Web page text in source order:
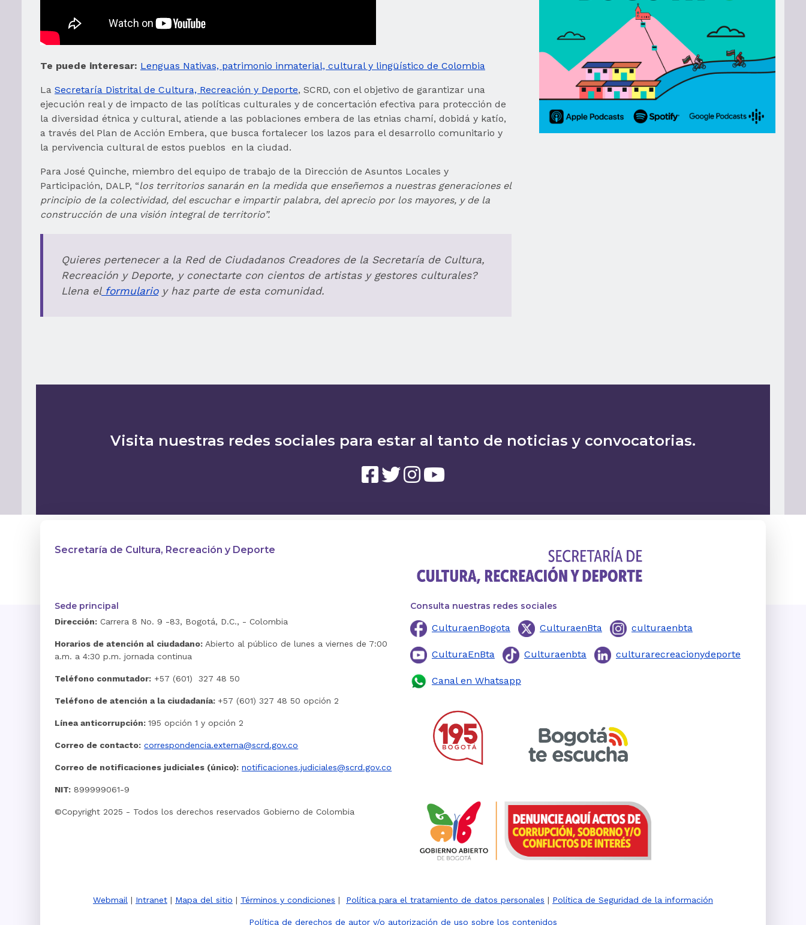
Te puede interesar: Lenguas Nativas, patrimonio inmaterial, cultural y lingüístico de Colombia
La Secretaría Distrital de Cultura, Recreación y Deporte, SCRD, con el objetivo de garantizar una
ejecución real y de impacto de las políticas culturales y de concertación efectiva para protección de
la diversidad étnica y cultural, atiende a las poblaciones embera de las etnias chamí, dobidá y katío,
a través del Plan de Acción Embera, que busca fortalecer los lazos para el desarrollo comunitario y
la pervivencia cultural de estos pueblos en la ciudad.
Para José Quinche, miembro del equipo de trabajo de la Dirección de Asuntos Locales y
Participación, DALP, “los territorios sanarán en la medida que enseñemos a nuestras generaciones el
principio de la colectividad, del escuchar e impartir palabra, del aprecio por los mayores, y de la
construcción de una visión integral de territorio”.
Quieres pertenecer a la Red de Ciudadanos Creadores de la Secretaría de Cultura,
Recreación y Deporte, y conectarte con cientos de artistas y gestores culturales?
Llena el formularioy haz parte de esta comunidad.
Visita nuestras redes sociales para estar al tanto de noticias y convocatorias.
Secretaría de Cultura, Recreación y Deporte
Sede principal
Dirección: Carrera 8 No. 9 -83, Bogotá, D.C., - Colombia
Horarios de atención al ciudadano: Abierto al público de lunes a viernes de 7:00
a.m. a 4:30 p.m. jornada continua
Teléfono conmutador: +57 (601) 327 48 50
Teléfono de atención a la ciudadanía: +57 (601) 327 48 50 opción 2
Línea anticorrupción:195 opción 1 y opción 2
Correo de contacto: correspondencia.externa@scrd.gov.co
Correo de notificaciones judiciales (único): notificaciones.judiciales@scrd.gov.co
NIT: 899999061-9
©Copyright 2025 - Todos los derechos reservados Gobierno de Colombia
Consulta nuestras redes sociales
CulturaenBogota CulturaenBta culturaenbta
CulturaEnBta Culturaenbta culturarecreacionydeporte
Canal en Whatsapp
Webmail | Intranet | Mapa del sitio | Términos y condiciones | Política para el tratamiento de datos personales | Política de Seguridad de la información
Política de derechos de autor y/o autorización de uso sobre los contenidos